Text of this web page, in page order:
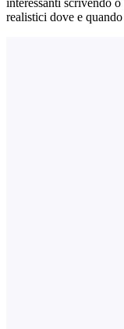
interessanti scrivendo
realistici dove e